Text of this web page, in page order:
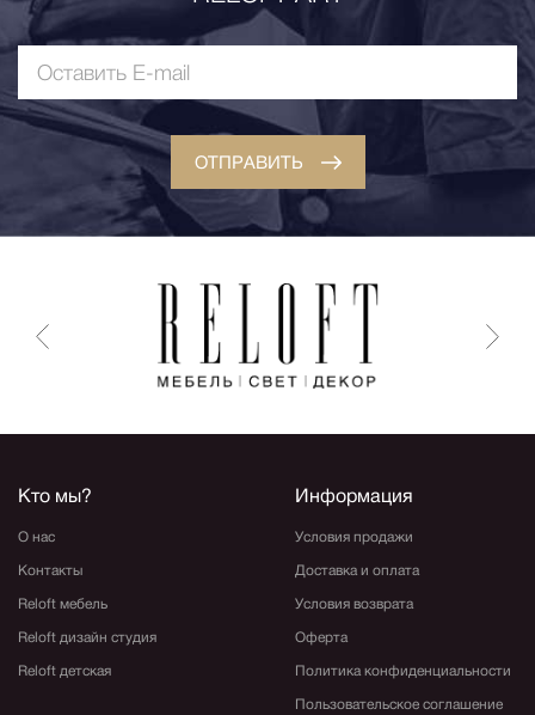
ОТПРАВИТЬ
Кто мы?
О нас
Контакты
Reloft мебель
Reloft дизайн студия
Reloft детская
Информация
Условия продажи
Доставка и оплата
Условия возврата
Оферта
Политика конфиденциальности
Пользовательское соглашение